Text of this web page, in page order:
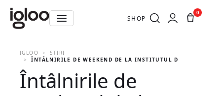
SHOP
0
IGLOO
STIRI
ÎNTÂLNIRILE DE WEEKEND DE LA INSTITUTUL DE
Întâlnirile de